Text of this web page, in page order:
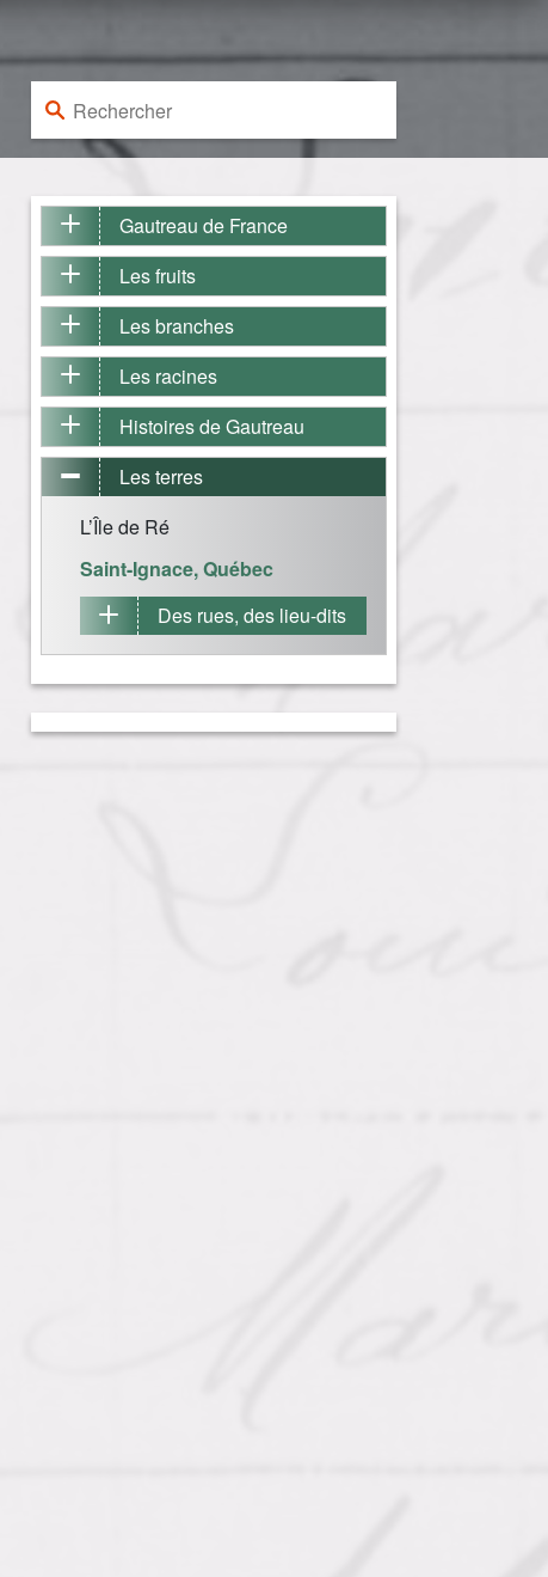
Rechercher :
Gautreau de France
Les fruits
Les branches
Les racines
Histoires de Gautreau
Les terres
L’Île de Ré
Saint-Ignace, Québec
Des rues, des lieu-dits